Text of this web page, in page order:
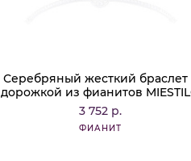
Серебряный жесткий браслет
дорожкой из фианитов
3 752 р.
ФИАНИТ